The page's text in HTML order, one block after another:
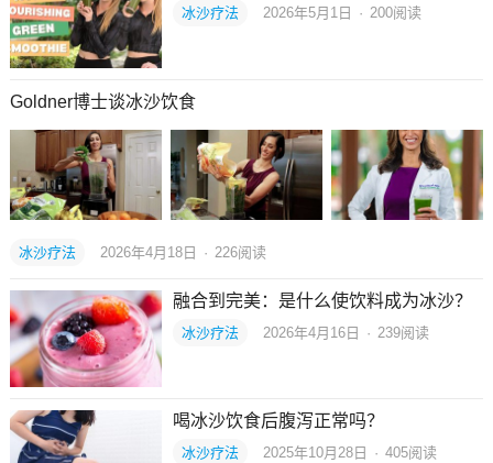
冰沙疗法 2026年5月1日 · 200阅读
Goldner博士谈冰沙饮食
冰沙疗法 2026年4月18日 · 226阅读
融合到完美：是什么使饮料成为冰沙？
冰沙疗法 2026年4月16日 · 239阅读
喝冰沙饮食后腹泻正常吗？
冰沙疗法 2025年10月28日 · 405阅读